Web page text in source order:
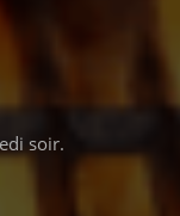
soir.